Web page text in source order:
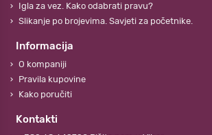
Igla za vez. Kako odabrati pravu?
Slikanje po brojevima. Savjeti za početnike.
Informacija
O kompaniji
Pravila kupovine
Kako poručiti
Kontakti